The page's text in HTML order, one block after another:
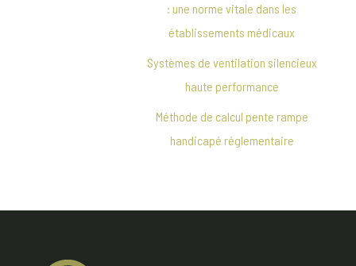
: une norme vitale dans les
établissements médicaux
Systèmes de ventilation silencieux
haute performance
Méthode de calcul pente rampe
handicapé réglementaire